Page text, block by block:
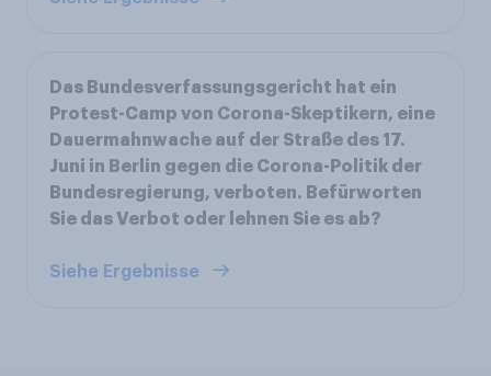
Das Bundesverfassungsgericht hat ein
Protest-Camp von Corona-Skeptikern, eine
Dauermahnwache auf der Straße des 17.
Juni in Berlin gegen die Corona-Politik der
Bundesregierung, verboten. Befürworten
Sie das Verbot oder lehnen Sie es ab?
Siehe Ergebnisse